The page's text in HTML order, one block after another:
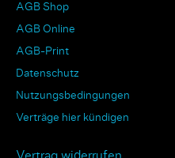
AGB Shop
AGB Online
AGB-Print
Datenschutz
Nutzungsbedingungen
Verträge hier kündigen